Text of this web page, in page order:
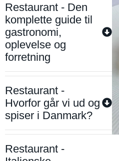
Restaurant - Den
komplette guide til
gastronomi,
oplevelse og
forretning
Restaurant -
Hvorfor går vi ud og
spiser i Danmark?
Restaurant -